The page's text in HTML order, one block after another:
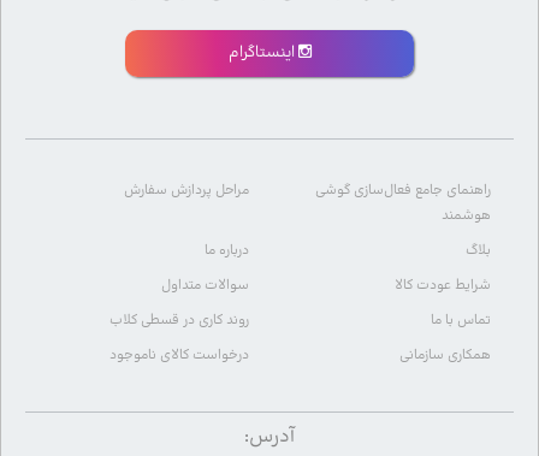
اینستاگرام
راهنمای جامع فعال‌سازی گوشی
هوشمند
مراحل پردازش سفارش
بلاگ
درباره ما
شرایط عودت کالا
سوالات متداول
تماس با ما
روند کاری در قسطی کلاب
همکاری سازمانی
درخواست کالای ناموجود
آدرس: